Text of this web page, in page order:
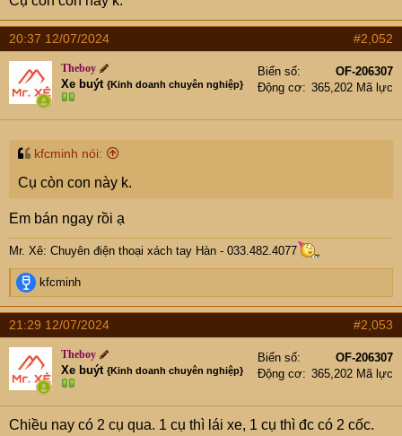
Em bảo hành 3 tháng lỗi em đổi máy khác.
CÒN MỖI CÁI EM XẢ 3,5TR . NHANH TAY CÁC CỤ
20:37 12/07/2024 #2,052
Theboy
Xe buýt {Kinh doanh chuyên nghiệp}
Biển số
OF-206307
Động cơ
365,202 Mã lực
kfcminh nói:
Cụ còn con này k.
Em bán ngay rồi ạ
Mr. Xê: Chuyên điện thoại xách tay Hàn - 033.482.4077
R
e
a
c
t
i
o
n
s
:
kfcminh
21:29 12/07/2024 #2,053
Theboy
Xe buýt {Kinh doanh chuyên nghiệp}
Biển số
OF-206307
Động cơ
365,202 Mã lực
Chiều nay có 2 cụ qua. 1 cụ thì lái xe, 1 cụ thì đc có 2 cốc.